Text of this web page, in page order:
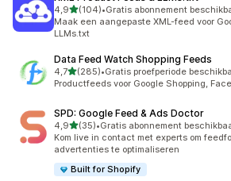
4,9van 5 sterren
(104)
104 recensies in totaal
•Gratis abonnement
Maak een aangepaste XML-feed voor
LLMs.txt
Data Feed Watch Shopping Feeds
4,7van 5 sterren
(285)
285 recensies in totaal
•Gratis proefperiode
Productfeeds voor Google Shopping,
SPD: Google Feed & Ads Doctor
4,9van 5 sterren
(35)
35 recensies in totaal
•Gratis abonnement
Kom live in contact met experts om
advertenties te optimaliseren
Built for Shopify